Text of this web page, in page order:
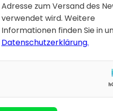
Adresse zum Versand des
verwendet wird. Weitere
Informationen finden Sie in
Datenschutzerklärung.